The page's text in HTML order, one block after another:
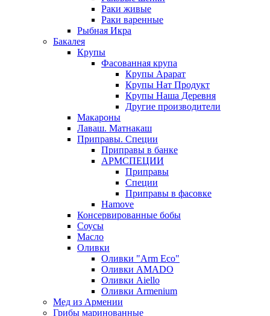
Раки живые
Раки варенные
Рыбная Икра
Бакалея
Крупы
Фасованная крупа
Крупы Арарат
Крупы Нат Продукт
Крупы Наша Деревня
Другие производители
Макароны
Лаваш. Матнакаш
Приправы. Специи
Приправы в банке
АРМСПЕЦИИ
Приправы
Специи
Приправы в фасовке
Hamove
Консервированные бобы
Соусы
Масло
Оливки
Оливки "Arm Eco"
Оливки AMADO
Оливки Aiello
Оливки Armenium
Мед из Армении
Грибы маринованные